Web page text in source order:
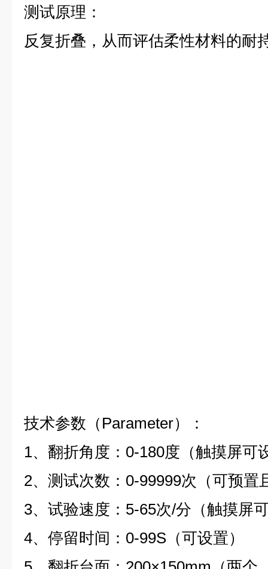
测试原理：
反复折叠，从而评估柔性材料的耐
技术参数（ Parameter）
：
1、翻折角度： 0-180度（触摸屏可
2、测试次数： 0-99999次（可预置
3、试验速度： 5-65次/分（触摸屏
4、停留时间： 0-99S （可设置）